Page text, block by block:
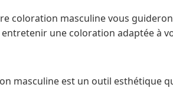
coloration masculine vous
une coloration adaptée à
masculine est un outil esthétique